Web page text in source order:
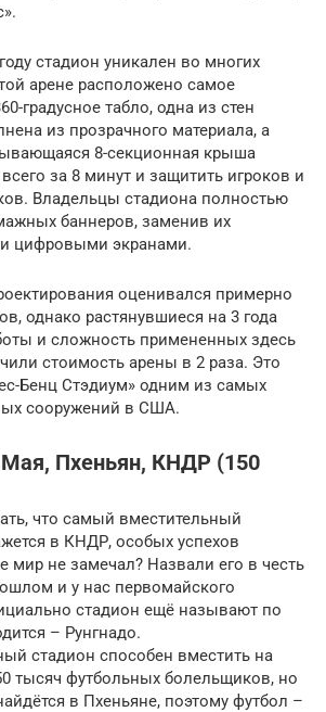
стадион уникален во многих
арене расположено самое
градусное табло, одна из стен
из прозрачного материала, а
8-секционная крыша
за 8 минут и защитить игроков и
Владельцы стадиона полностью
баннеров, заменив их
цифровыми экранами.
оценивался примерно
однако растянувшиеся на 3 года
и сложность примененных здесь
стоимость арены в 2 раза. Это
Бенц Стэдиум» одним из самых
сооружений в США.
Мая, Пхеньян, КНДР (150
что самый вместительный
в КНДР, особых успехов
мир не замечал? Назвали его в честь
и у нас первомайского
стадион ещё называют по
– Рунгнадо.
стадион способен вместить на
тысяч футбольных болельщиков, но
в Пхеньяне, поэтому футбол –